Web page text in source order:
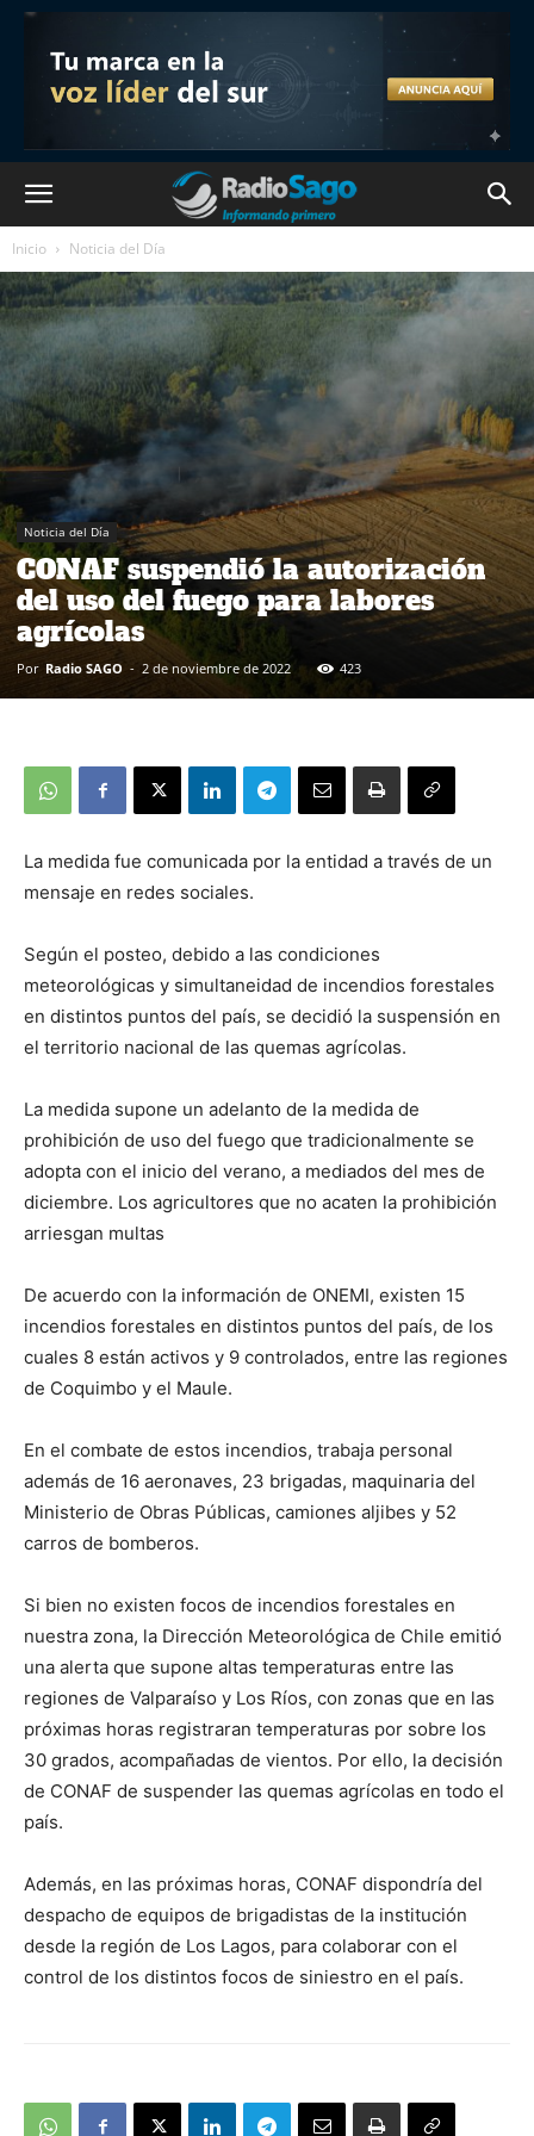
Inicio Noticia del Día
Noticia del Día
CONAF suspendió la autorización
del uso del fuego para labores
agrícolas
Por Radio SAGO - 2 de noviembre de 2022 423
La medida fue comunicada por la entidad a través de un
mensaje en redes sociales.
Según el posteo, debido a las condiciones
meteorológicas y simultaneidad de incendios forestales
en distintos puntos del país, se decidió la suspensión en
el territorio nacional de las quemas agrícolas.
La medida supone un adelanto de la medida de
prohibición de uso del fuego que tradicionalmente se
adopta con el inicio del verano, a mediados del mes de
diciembre. Los agricultores que no acaten la prohibición
arriesgan multas
De acuerdo con la información de ONEMI, existen 15
incendios forestales en distintos puntos del país, de los
cuales 8 están activos y 9 controlados, entre las regiones
de Coquimbo y el Maule.
En el combate de estos incendios, trabaja personal
además de 16 aeronaves, 23 brigadas, maquinaria del
Ministerio de Obras Públicas, camiones aljibes y 52
carros de bomberos.
Si bien no existen focos de incendios forestales en
nuestra zona, la Dirección Meteorológica de Chile emitió
una alerta que supone altas temperaturas entre las
regiones de Valparaíso y Los Ríos, con zonas que en las
próximas horas registraran temperaturas por sobre los
30 grados, acompañadas de vientos. Por ello, la decisión
de CONAF de suspender las quemas agrícolas en todo el
país.
Además, en las próximas horas, CONAF dispondría del
despacho de equipos de brigadistas de la institución
desde la región de Los Lagos, para colaborar con el
control de los distintos focos de siniestro en el país.